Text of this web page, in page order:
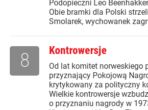
Podopieczni Leo
Obie bramki dla Polski
Smolarek, wychowanek
Kontrowersje
Od lat komitet norweskiego
przyznający Pokojową
krytykowany za polityczny
Wielkie kontrowersje
o przyznaniu nagrody w
8